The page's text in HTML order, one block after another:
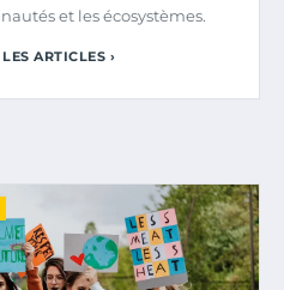
et les écosystèmes.
ARTICLES ›